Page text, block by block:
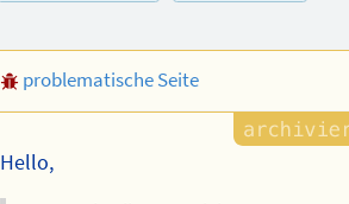
problematische Seite
Hello,